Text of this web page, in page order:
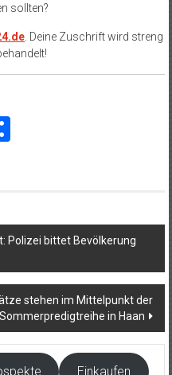
sollten?
. Deine Zuschrift wird streng
Teilen
Polizei bittet Bevölkerung
stehen im Mittelpunkt der
Sommerpredigtreihe in Haan
Einkaufen